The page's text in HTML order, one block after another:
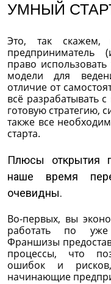
УМНЫЙ
Это, так скажем,
предприниматель
право
модели для
отличие от
всё разрабатывать
готовую стратегию,
также все
старта.
Плюсы открытия
наше время
очевидны.
Во-первых, вы
работать по уже
Франшизы
процессы, что
ошибок и
начинающие